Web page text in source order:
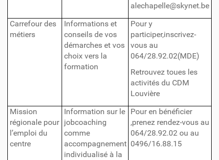
alechapelle@skynet.be
Carrefour des
métiers
Informations et
conseils de vos
démarches et vos
choix vers la
formation
Pour y
participer,inscrivez-
vous au
064/28.92.02(MDE)
Retrouvez toues les
activités du CDM
Louvière
Mission
régionale pour
l’emploi du
centre
Information sur le
jobcoaching
comme
accompagnement
individualisé à la
Pour en bénéficier
,prenez rendez-vous au
064/28.92.02 ou au
0496/16.88.15